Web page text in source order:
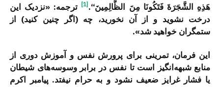
هَذِهِ الشَّجَرَةَ فَتَكُونَا مِنَ الظَّالِمِينَ“.
[1]
ترجمه: «نزدیک این
درخت نشوید و از آن نخورید، چه (اگر چنین کنید) از
ستمگران خواهید شد».
این فرمان، تمرینی برای پرورش نفس و آموزش دوری از
منابع شبهه‌انگیز است تا نفس در برابر وسوسه‌های شیطان
یا فشار غرایز ضعیف نشود و به حرام نیفتد. پیامبر اکرم